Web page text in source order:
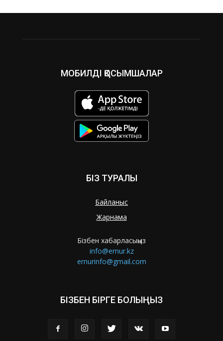
МОБИЛДІ ҚОСЫМШАЛАР
БІЗ ТУРАЛЫ
Байланыс
Жарнама
Бізбен хабарласыңыз
info@ernur.kz
ernurinfo@gmail.com
БІЗБЕН БІРГЕ БОЛЫҢЫЗ